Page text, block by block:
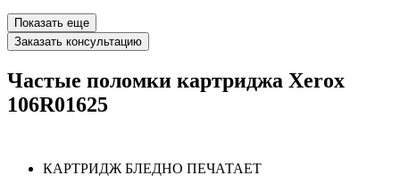
Показать еще
Заказать консультацию
Частые поломки картриджа Xerox
106R01625
КАРТРИДЖ БЛЕДНО ПЕЧАТАЕТ